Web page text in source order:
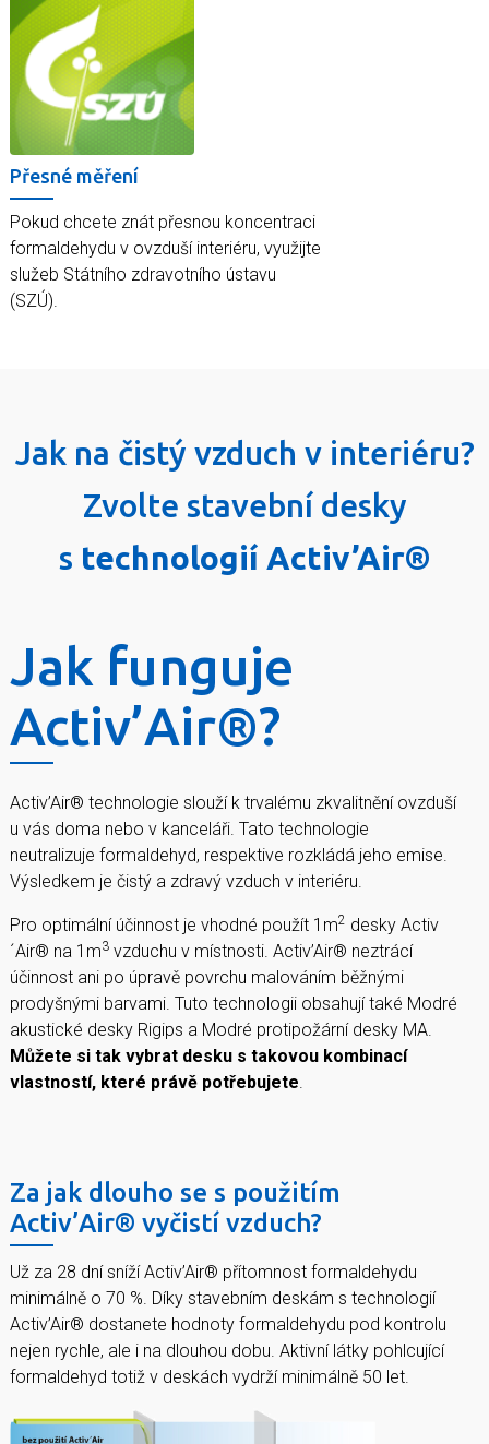
Přesné měření
Pokud chcete znát přesnou koncentraci
formaldehydu v ovzduší interiéru, využijte
služeb Státního zdravotního ústavu
(SZÚ).
Jak na čistý vzduch v interiéru?
Zvolte stavební desky
s technologií Activ’Air®
Jak funguje
Activ’Air®?
Activ’Air® technologie slouží k trvalému zkvalitnění ovzduší
u vás doma nebo v kanceláři. Tato technologie
neutralizuje formaldehyd, respektive rozkládá jeho emise.
Výsledkem je čistý a zdravý vzduch v interiéru.
Pro optimální účinnost je vhodné použít 1m2 desky Activ
´Air® na 1m3 vzduchu v místnosti. Activ’Air® neztrácí
účinnost ani po úpravě povrchu malováním běžnými
prodyšnými barvami. Tuto technologii obsahují také Modré
akustické desky Rigips a Modré protipožární desky MA.
Můžete si tak vybrat desku s takovou kombinací
vlastností, které právě potřebujete.
Za jak dlouho se s použitím
Activ’Air® vyčistí vzduch?
Už za 28 dní sníží Activ’Air® přítomnost formaldehydu
minimálně o 70 %. Díky stavebním deskám s technologií
Activ’Air® dostanete hodnoty formaldehydu pod kontrolu
nejen rychle, ale i na dlouhou dobu. Aktivní látky pohlcující
formaldehyd totiž v deskách vydrží minimálně 50 let.